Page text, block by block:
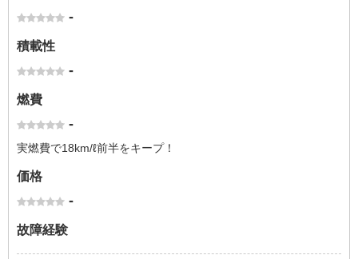
-
積載性
-
燃費
-
実燃費で18km/ℓ前半をキープ！
価格
-
故障経験